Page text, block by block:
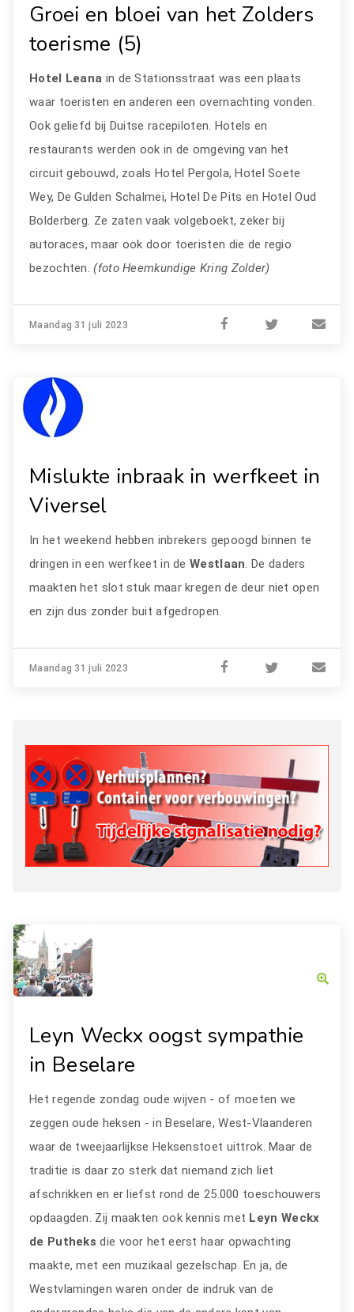
Groei en bloei van het Zolders
toerisme (5)
Hotel Leana in de Stationsstraat was een plaats
waar toeristen en anderen een overnachting vonden.
Ook geliefd bij Duitse racepiloten. Hotels en
restaurants werden ook in de omgeving van het
circuit gebouwd, zoals Hotel Pergola, Hotel Soete
Wey, De Gulden Schalmei, Hotel De Pits en Hotel Oud
Bolderberg. Ze zaten vaak volgeboekt, zeker bij
autoraces, maar ook door toeristen die de regio
bezochten.(foto Heemkundige Kring Zolder)
Maandag 31 juli 2023
Mislukte inbraak in werfkeet in
Viversel
In het weekend hebben inbrekers gepoogd binnen te
dringen in een werfkeet in deWestlaan. De daders
maakten het slot stuk maar kregen de deur niet open
en zijn dus zonder buit afgedropen.
Maandag 31 juli 2023
Leyn Weckx oogst sympathie
in Beselare
Het regende zondag oude wijven - of moeten we
zeggen oude heksen - in Beselare, West-Vlaanderen
waar de tweejaarlijkse Heksenstoet uittrok. Maar de
traditie is daar zo sterk dat niemand zich liet
afschrikken en er liefst rond de 25.000 toeschouwers
opdaagden. Zij maakten ook kennis met Leyn Weckx
de Putheksdie voor het eerst haar opwachting
maakte, met een muzikaal gezelschap. En ja, de
Westvlamingen waren onder de indruk van de